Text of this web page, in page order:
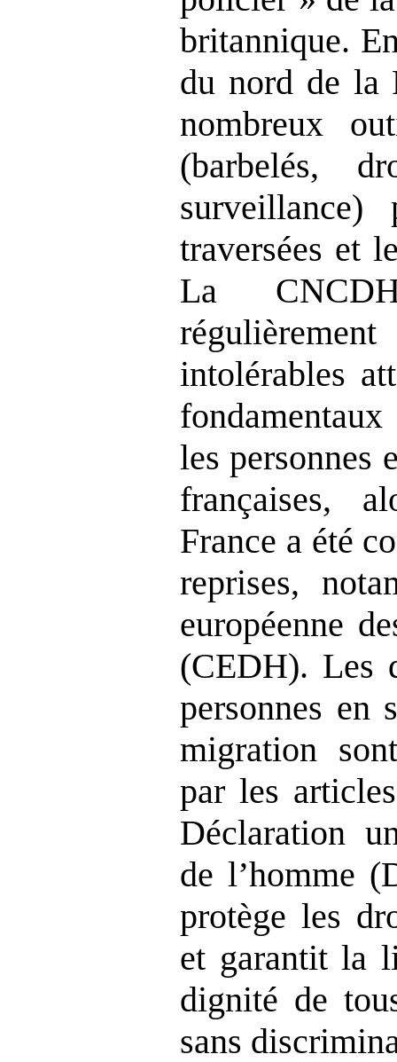
britannique.
du nord de la
nombreux
(barbelés,
surveillance)
traversées et
La
intolérables
les personnes
françaises,
France a été
reprises,
européenne
(CEDH). Les
personnes en
migration
par les
Déclaration
de l’homme
protège les
et garantit la
dignité de
sans